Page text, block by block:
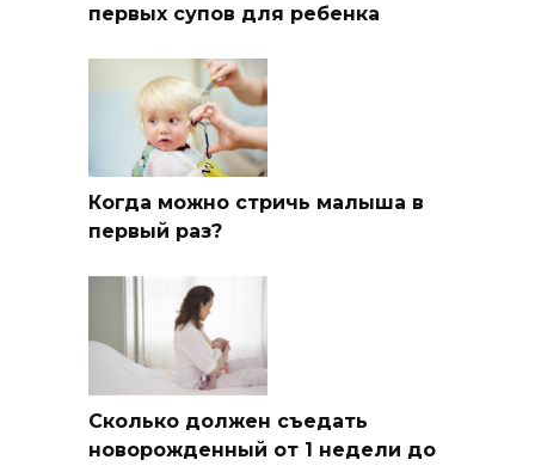
первых супов для ребенка
Когда можно стричь малыша в
первый раз?
Сколько должен съедать
новорожденный от 1 недели до